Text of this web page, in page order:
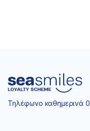
Τηλέφωνο καθημερινά